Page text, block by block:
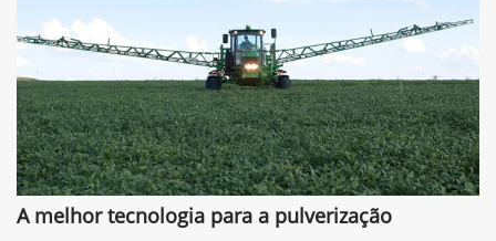
A melhor tecnologia para a pulverização